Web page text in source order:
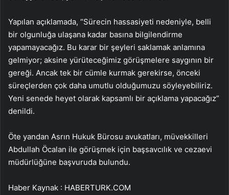
Yapılan açıklamada, “Sürecin hassasiyeti nedeniyle, belli
bir olgunluğa ulaşana kadar basına bilgilendirme
yapamayacağız. Bu karar bir şeyleri saklamak anlamına
gelmiyor; aksine yürüteceğimiz görüşmelere saygının bir
gereği. Ancak tek bir cümle kurmak gerekirse, önceki
süreçlerden çok daha umutlu olduğumuzu söyleyebiliriz.
Yeni senede heyet olarak kapsamlı bir açıklama yapacağız”
denildi.
Öte yandan Asrın Hukuk Bürosu avukatları, müvekkilleri
Abdullah Öcalan ile görüşmek için başsavcılık ve cezaevi
müdürlüğüne başvuruda bulundu.
Haber Kaynak : HABERTURK.COM